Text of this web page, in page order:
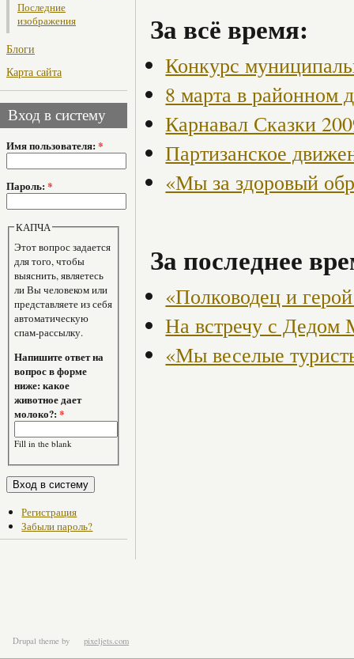
Последние
изображения
Блоги
Карта сайта
Вход в систему
Имя пользователя: *
Пароль: *
КАПЧА
Этот вопрос задается
для того, чтобы
выяснить, являетесь
ли Вы человеком или
представляете из себя
автоматическую
спам-рассылку.
Напишите ответ на
вопрос в форме
ниже: какое
животное дает
молоко?:*
Fill in the blank
Регистрация
Забыли пароль?
За всё время:
Конкурс
8 марта в районном
Карнавал Сказки
Партизанское
«Мы за здоровый
За последнее
«Полководец и
На встречу с Дедом
«Мы веселые
Drupal theme by pixeljets.com